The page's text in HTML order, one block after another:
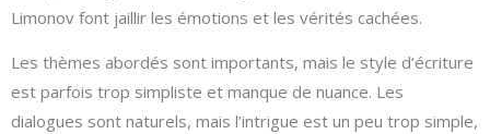
Limonov font jaillir les émotions et les vérités cachées.
Les thèmes abordés sont importants, mais le style d’écriture
est parfois trop simpliste et manque de nuance. Les
dialogues sont naturels, mais l’intrigue est un peu trop simple,